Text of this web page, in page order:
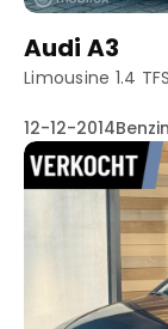
Audi A3
Limousine 1.4
12-12-2014